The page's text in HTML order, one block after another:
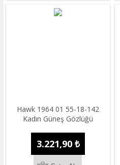
Hawk 1964 01 55-18-142
Kadın Güneş Gözlüğü
3.221,90 ₺